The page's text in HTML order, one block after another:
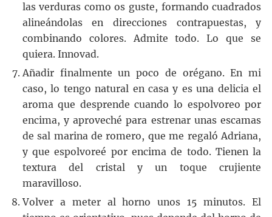
las verduras como os guste, formando cuadrados
alineándolas en direcciones contrapuestas, y
combinando colores. Admite todo. Lo que se
quiera. Innovad.
Añadir finalmente un poco de orégano. En mi
caso, lo tengo natural en casa y es una delicia el
aroma que desprende cuando lo espolvoreo por
encima, y aproveché para estrenar unas escamas
de sal marina de romero, que me regaló Adriana,
y que espolvoreé por encima de todo. Tienen la
textura del cristal y un toque crujiente
maravilloso.
Volver a meter al horno unos 15 minutos. El